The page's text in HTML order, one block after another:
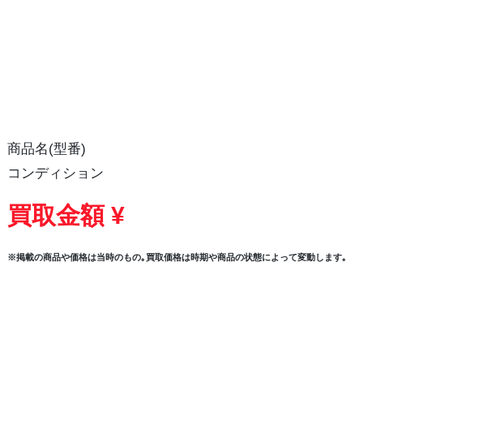
商品名(型番)
コンディション
買取金額 ¥
※掲載の商品や価格は当時のもの｡買取価格は時期や商品の状態によって変動します｡